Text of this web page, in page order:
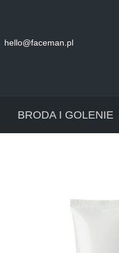
hello@faceman.pl
BRODA I GOLENIE